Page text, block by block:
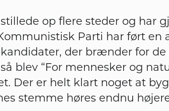
op flere steder og har
Parti har ført en
der brænder for
blev “For mennesker og
Der er helt klart noget at
stemme høres endnu